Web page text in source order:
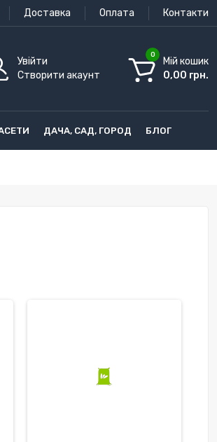
Доставка Оплата Контакти
Увійти
Створити акаунт
0
Мій кошик
0,00 грн.
ДАЧА, САД, ГОРОД БЛОГ